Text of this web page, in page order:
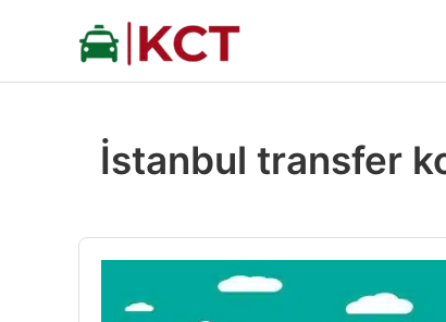
İstanbul transfer